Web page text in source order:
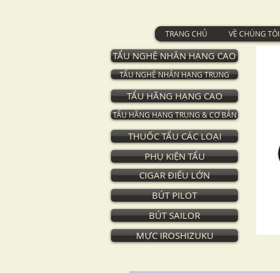
TRANG CHỦ VỀ CHÚNG TÔI
TẨU NGHỆ NHÂN HẠNG CAO
TẨU NGHỆ NHÂN HẠNG TRUNG
TẨU HÃNG HẠNG CAO
TẨU HÃNG HẠNG TRUNG & CƠ BẢN
THUỐC TẨU CÁC LOẠI
PHỤ KIỆN TẨU
CIGAR ĐIẾU LỚN
BÚT PILOT
BÚT SAILOR
MỰC IROSHIZUKU